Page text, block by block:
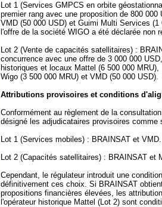
Lot 1 (Services GMPCS en orbite
premier rang avec une proposition de 800 000
VMD (50 000 USD) et Guimi Multi Services (1
l'offre de la société WIGO a été déclarée non
Lot 2 (Vente de capacités satellitaires) :
concurrence avec une offre de 3 000 000
historiques et locaux Mattel (6 500 000
Wigo (3 500 000 MRU) et VMD (50 000 USD).
Attributions provisoires et conditions
Conformément au règlement de la
désigné les adjudicataires provisoires comme
Lot 1 (Services mobiles) : BRAINSAT et VMD.
Lot 2 (Capacités satellitaires) : BRAINSAT et
Cependant, le régulateur introduit une
définitivement ces choix. Si BRAINSAT
propositions financières élevées, les
l'opérateur historique Mattel (Lot 2) sont